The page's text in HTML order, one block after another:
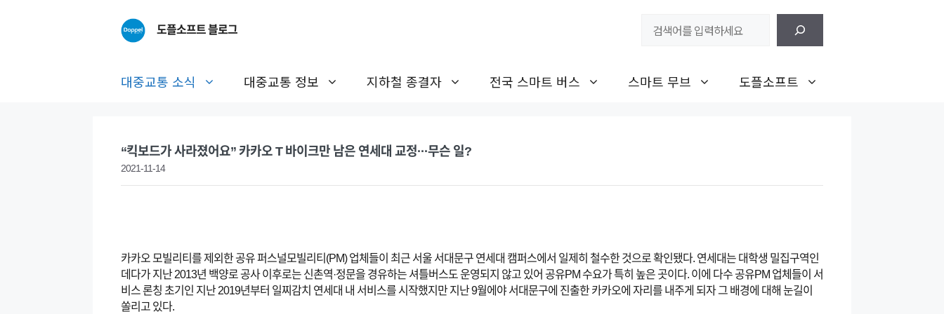
도플소프트 블로그
대중교통 소식 대중교통 정보 지하철 종결자 전국 스마트 버스 스마트 무브 도플소프트
“킥보드가 사라졌어요” 카카오 T 바이크만 남은 연세대 교정···무슨 일?
2021-11-14
카카오 모빌리티를 제외한 공유 퍼스널모빌리티(PM) 업체들이 최근 서울 서대문구 연세대 캠퍼스에서 일제히 철수한 것으로 확인됐다. 연세대는 대학생 밀집구역인
데다가 지난 2013년 백양로 공사 이후로는 신촌역·정문을 경유하는 셔틀버스도 운영되지 않고 있어 공유PM 수요가 특히 높은 곳이다. 이에 다수 공유PM 업체들이 서
비스 론칭 초기인 지난 2019년부터 일찌감치 연세대 내 서비스를 시작했지만 지난 9월에야 서대문구에 진출한 카카오에 자리를 내주게 되자 그 배경에 대해 눈길이
쏠리고 있다.